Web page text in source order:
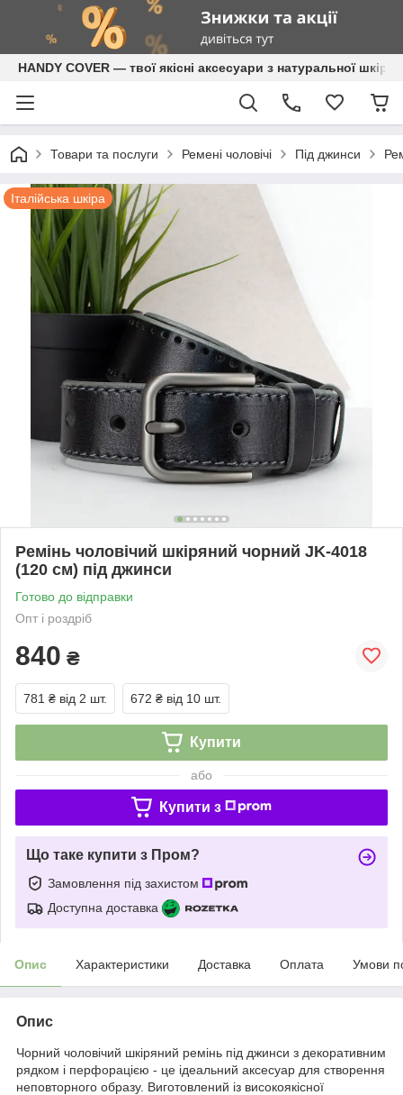
HANDY COVER — твої якісні аксесуари з натуральної шкіри
Товари та послуги Ремені чоловічі Під джинси
Італійська шкіра
Ремінь чоловічий шкіряний чорний JK-4018
(120 см) під джинси
Готово до відправки
Опт і роздріб
840 ₴
781 ₴ від 2 шт. 672 ₴ від 10 шт.
Купити
або
Купити з
Що таке купити з Пром?
Замовлення під захистом
Доступна доставка
Опис Характеристики Доставка Оплата Умови
Опис
Чорний чоловічий шкіряний ремінь під джинси з декоративним
рядком і перфорацією - це ідеальний аксесуар для створення
неповторного образу. Виготовлений із високоякісної